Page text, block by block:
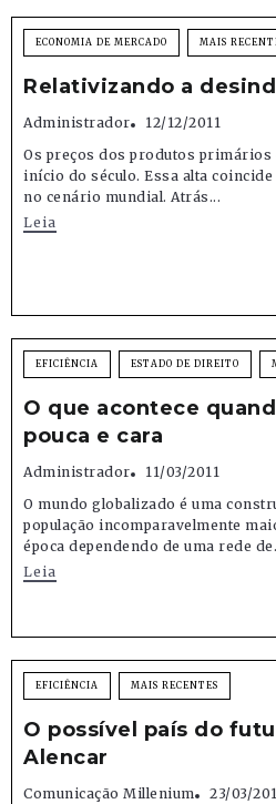
ECONOMIA DE MERCADO MAIS
Relativizando a
Administrador
12/12/2011
Os preços dos produtos primários
início do século. Essa alta coincide
no cenário mundial. Atrás...
Leia
EFICIÊNCIA ESTADO DE DIREITO
O que acontece
pouca e cara
Administrador
11/03/2011
O mundo globalizado é uma
população incomparavelmente
época dependendo de uma rede
Leia
EFICIÊNCIA MAIS RECENTES
O possível país do
Alencar
Comunicação Millenium 23/03/